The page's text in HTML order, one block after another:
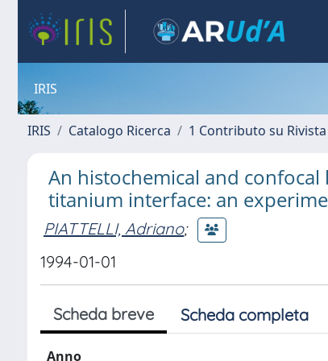
IRIS
IRIS Catalogo Ricerca 1 Contributo su Rivista
An histochemical and
titanium interface: an
PIATTELLI, Adriano;
1994-01-01
Scheda breve Scheda completa
Anno